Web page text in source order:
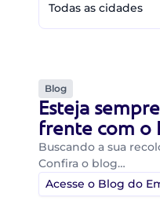
Todas as cidades
Blog
Esteja
frente com o
Buscando a sua
Confira o blog…
Acesse o Blog do